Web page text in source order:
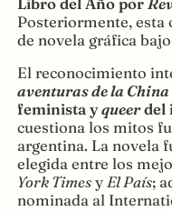
Posteriormente, esta
de novela gráfica
El reconocimiento
aventuras de la
feminista yqueerdel
cuestiona los mitos
argentina. La novela
elegida entre los
York Timesy El País;
nominada al